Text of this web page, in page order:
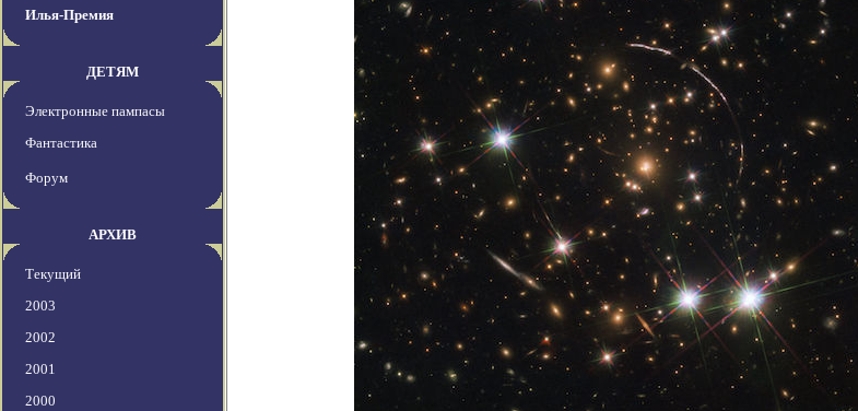
Илья-Премия
ДЕТЯМ
Электронные пампасы
Фантастика
Форум
АРХИВ
Текущий
2003
2002
2001
2000